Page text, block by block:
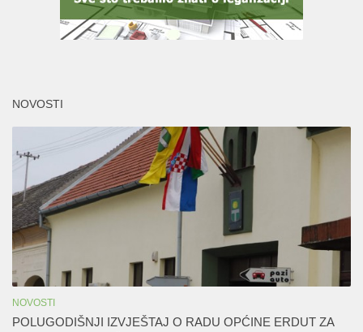
NOVOSTI
NOVOSTI
POLUGODIŠNJI IZVJEŠTAJ O RADU OPĆINE ERDUT ZA